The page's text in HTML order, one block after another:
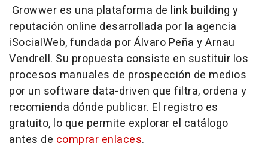
Growwer es una plataforma de link building y
reputación online desarrollada por la agencia
iSocialWeb, fundada por Álvaro Peña y Arnau
Vendrell. Su propuesta consiste en sustituir los
procesos manuales de prospección de medios
por un software data-driven que filtra, ordena y
recomienda dónde publicar. El registro es
gratuito, lo que permite explorar el catálogo
antes de comprar enlaces.